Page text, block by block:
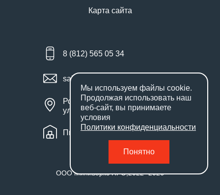
Карта сайта
8 (812) 565 05 34
sales@miniworks.ru
Россия, Санкт-Петербург,
улица Маршала Новикова, 28Е
Пн – Пт: с 9:00 до 18:00
ООО Миниворкс ПРО,2022- 2026
Мы используем файлы cookie.
Продолжая использовать наш
веб-сайт, вы принимаете
условия
Политики конфиденциальности
Понятно